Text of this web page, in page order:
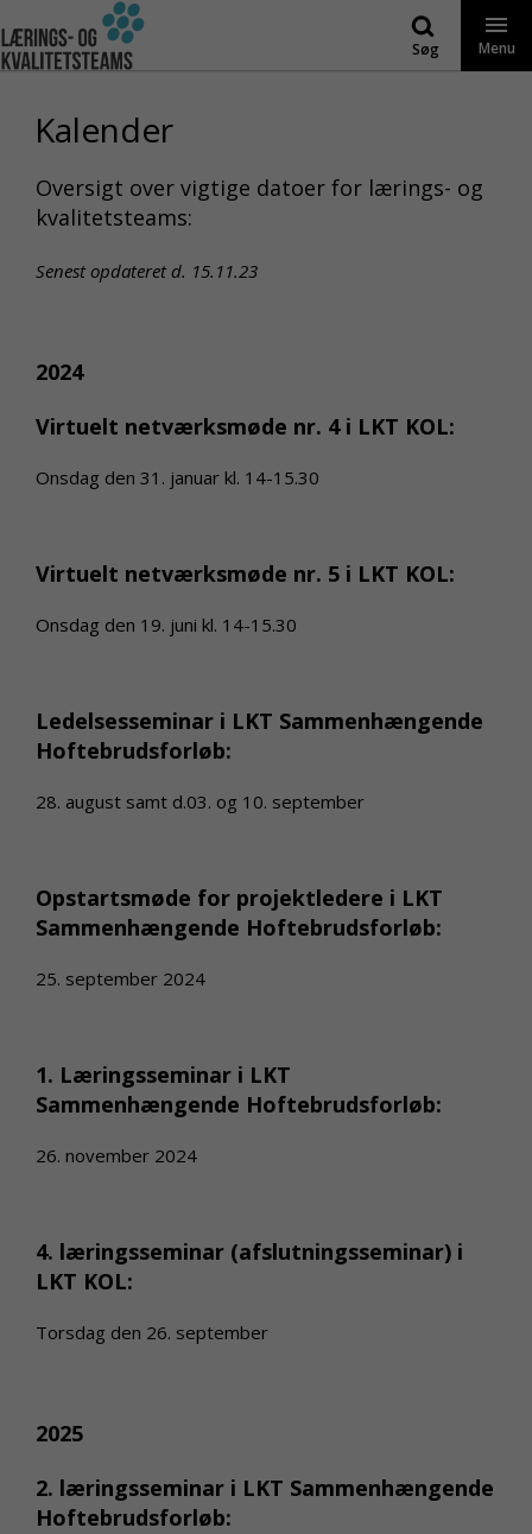
til
indhold
Søg Menu
Kalender
Oversigt over vigtige datoer for lærings- og
kvalitetsteams:
Senest opdateret d. 15.11.23
2024
Virtuelt netværksmøde nr. 4 i LKT KOL:
Onsdag den 31. januar kl. 14-15.30
Virtuelt netværksmøde nr. 5 i LKT KOL:
Onsdag den 19. juni kl. 14-15.30
Ledelsesseminar i LKT Sammenhængende
Hoftebrudsforløb:
28. august samt d.03. og 10. september
Opstartsmøde for projektledere i LKT
Sammenhængende Hoftebrudsforløb:
25. september 2024
1. Læringsseminar i LKT
Sammenhængende Hoftebrudsforløb:
26. november 2024
4. læringsseminar (afslutningsseminar) i
LKT KOL:
Torsdag den 26. september
2025
2. læringsseminar i LKT Sammenhængende
Hoftebrudsforløb: